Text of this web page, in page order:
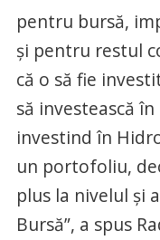
pentru bursă,
şi pentru restul
că o să fie
să investească
investind în
un portofoliu,
plus la nivelul şi
Bursă”, a spus